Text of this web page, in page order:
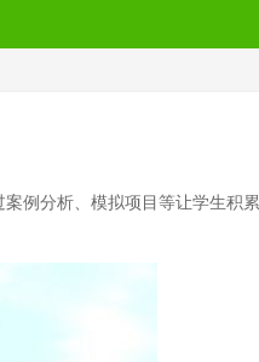
例分析、模拟项目等让学生积